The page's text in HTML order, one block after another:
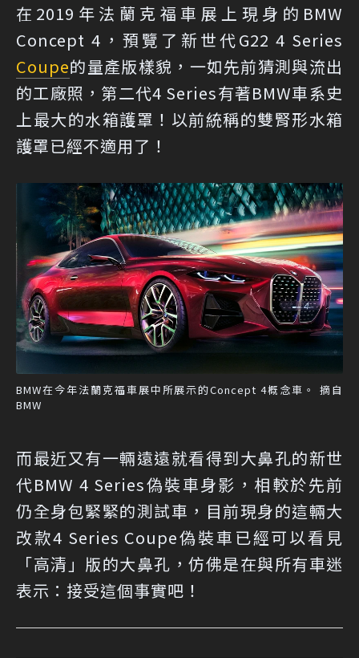
在2019年法蘭克福車展上現身的BMW
Concept 4，預覽了新世代G22 4 Series
Coupe的量產版樣貌，一如先前猜測與流出
的工廠照，第二代4 Series有著BMW車系史
上最大的水箱護罩！以前統稱的雙腎形水箱
護罩已經不適用了！
BMW在今年法蘭克福車展中所展示的Concept 4概念車。 摘自
BMW
而最近又有一輛遠遠就看得到大鼻孔的新世
代BMW 4 Series偽裝車身影，相較於先前
仍全身包緊緊的測試車，目前現身的這輛大
改款4 Series Coupe偽裝車已經可以看見
「高清」版的大鼻孔，仿佛是在與所有車迷
表示：接受這個事實吧！